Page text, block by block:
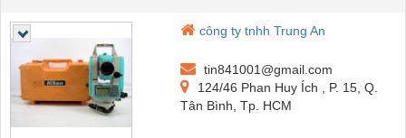
công ty tnhh Trung An
tin841001@gmail.com
124/46 Phan Huy Ích , P. 15, Q.
Tân Bình, Tp. HCM